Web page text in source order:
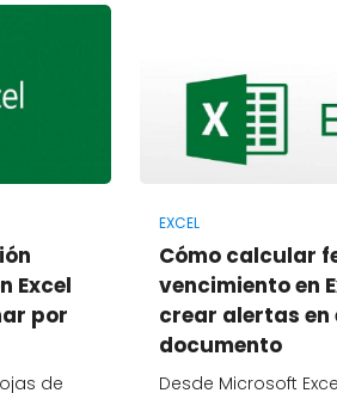
Excel
por
de
EXCEL
Cómo calcular
vencimiento en
crear alertas en
documento
Desde Microsoft